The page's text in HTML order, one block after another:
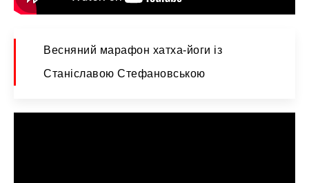
Весняний марафон хатха-йоги із
Станіславою Стефановською